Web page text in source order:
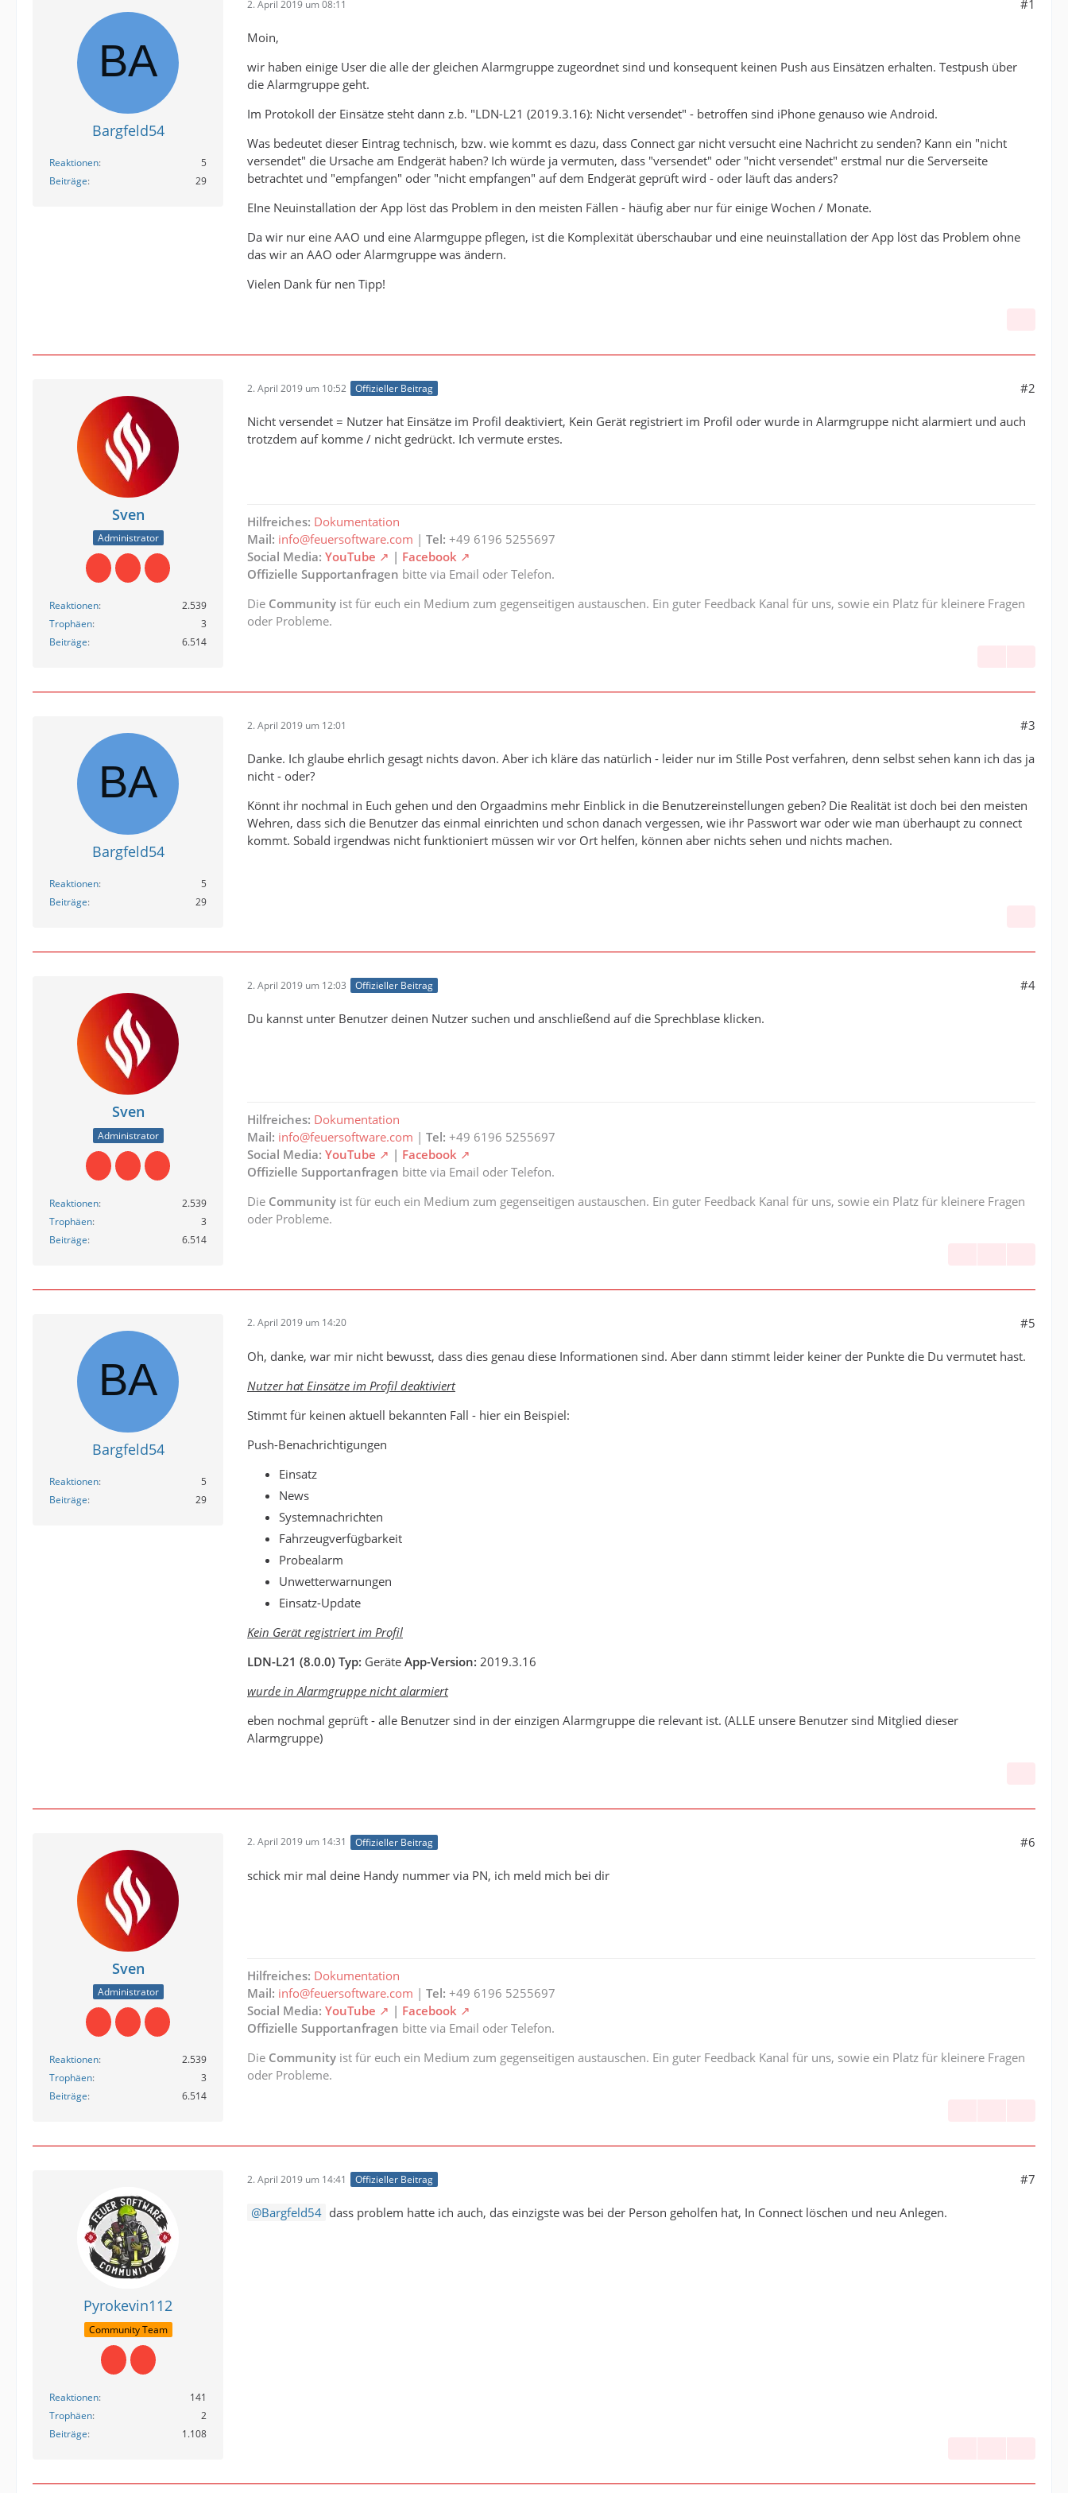
Bargfeld54
Reaktionen
5
Beiträge
29
2. April 2019 um 08:11 #1
Moin,
wir haben einige User die alle der gleichen Alarmgruppe zugeordnet sind und konsequent keinen Push aus Einsätzen erhalten. Testpush über
die Alarmgruppe geht.
Im Protokoll der Einsätze steht dann z.b. "LDN-L21 (2019.3.16): Nicht versendet" - betroffen sind iPhone genauso wie Android.
Was bedeutet dieser Eintrag technisch, bzw. wie kommt es dazu, dass Connect gar nicht versucht eine Nachricht zu senden? Kann ein "nicht
versendet" die Ursache am Endgerät haben? Ich würde ja vermuten, dass "versendet" oder "nicht versendet" erstmal nur die Serverseite
betrachtet und "empfangen" oder "nicht empfangen" auf dem Endgerät geprüft wird - oder läuft das anders?
EIne Neuinstallation der App löst das Problem in den meisten Fällen - häufig aber nur für einige Wochen / Monate.
Da wir nur eine AAO und eine Alarmguppe pflegen, ist die Komplexität überschaubar und eine neuinstallation der App löst das Problem ohne
das wir an AAO oder Alarmgruppe was ändern.
Vielen Dank für nen Tipp!
Sven
Administrator
Reaktionen
2.539
Trophäen
3
Beiträge
6.514
2. April 2019 um 10:52 Offizieller Beitrag #2
Nicht versendet = Nutzer hat Einsätze im Profil deaktiviert, Kein Gerät registriert im Profil oder wurde in Alarmgruppe nicht alarmiert und auch
trotzdem auf komme / nicht gedrückt. Ich vermute erstes.
Hilfreiches: Dokumentation
Mail: info@feuersoftware.com | Tel: +49 6196 5255697
Social Media: YouTube | Facebook
Offizielle Supportanfragen bitte via Email oder Telefon.
Die Community ist für euch ein Medium zum gegenseitigen austauschen. Ein guter Feedback Kanal für uns, sowie ein Platz für kleinere Fragen
oder Probleme.
Bargfeld54
Reaktionen
5
Beiträge
29
2. April 2019 um 12:01 #3
Danke. Ich glaube ehrlich gesagt nichts davon. Aber ich kläre das natürlich - leider nur im Stille Post verfahren, denn selbst sehen kann ich das ja
nicht - oder?
Könnt ihr nochmal in Euch gehen und den Orgaadmins mehr Einblick in die Benutzereinstellungen geben? Die Realität ist doch bei den meisten
Wehren, dass sich die Benutzer das einmal einrichten und schon danach vergessen, wie ihr Passwort war oder wie man überhaupt zu connect
kommt. Sobald irgendwas nicht funktioniert müssen wir vor Ort helfen, können aber nichts sehen und nichts machen.
Sven
Administrator
Reaktionen
2.539
Trophäen
3
Beiträge
6.514
2. April 2019 um 12:03 Offizieller Beitrag #4
Du kannst unter Benutzer deinen Nutzer suchen und anschließend auf die Sprechblase klicken.
Hilfreiches: Dokumentation
Mail: info@feuersoftware.com | Tel: +49 6196 5255697
Social Media: YouTube | Facebook
Offizielle Supportanfragen bitte via Email oder Telefon.
Die Community ist für euch ein Medium zum gegenseitigen austauschen. Ein guter Feedback Kanal für uns, sowie ein Platz für kleinere Fragen
oder Probleme.
Bargfeld54
Reaktionen
5
Beiträge
29
2. April 2019 um 14:20 #5
Oh, danke, war mir nicht bewusst, dass dies genau diese Informationen sind. Aber dann stimmt leider keiner der Punkte die Du vermutet hast.
Nutzer hat Einsätze im Profil deaktiviert
Stimmt für keinen aktuell bekannten Fall - hier ein Beispiel:
Push-Benachrichtigungen
Einsatz
News
Systemnachrichten
Fahrzeugverfügbarkeit
Probealarm
Unwetterwarnungen
Einsatz-Update
Kein Gerät registriert im Profil
LDN-L21 (8.0.0) Typ: Geräte App-Version: 2019.3.16
wurde in Alarmgruppe nicht alarmiert
eben nochmal geprüft - alle Benutzer sind in der einzigen Alarmgruppe die relevant ist. (ALLE unsere Benutzer sind Mitglied dieser
Alarmgruppe)
Sven
Administrator
Reaktionen
2.539
Trophäen
3
Beiträge
6.514
2. April 2019 um 14:31 Offizieller Beitrag #6
schick mir mal deine Handy nummer via PN, ich meld mich bei dir
Hilfreiches: Dokumentation
Mail: info@feuersoftware.com | Tel: +49 6196 5255697
Social Media: YouTube | Facebook
Offizielle Supportanfragen bitte via Email oder Telefon.
Die Community ist für euch ein Medium zum gegenseitigen austauschen. Ein guter Feedback Kanal für uns, sowie ein Platz für kleinere Fragen
oder Probleme.
Pyrokevin112
Community Team
Reaktionen
141
Trophäen
2
Beiträge
1.108
2. April 2019 um 14:41 Offizieller Beitrag #7
Bargfeld54 dass problem hatte ich auch, das einzigste was bei der Person geholfen hat, In Connect löschen und neu Anlegen.